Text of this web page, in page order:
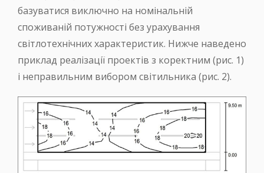
базуватися виключно на номінальній
споживаній потужності без урахування
світлотехнічних характеристик. Нижче наведено
приклад реалізації проектів з коректним (рис. 1)
і неправильним вибором світильника (рис. 2).